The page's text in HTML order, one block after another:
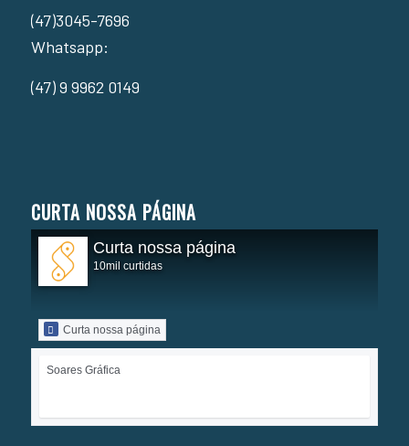
(47)3045-7696
Whatsapp:
(47) 9 9962 0149
CURTA NOSSA PÁGINA
Curta nossa página
10mil curtidas
Curta nossa página
Soares Gráfica